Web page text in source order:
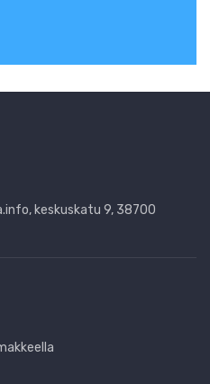
keskuskatu 9, 38700